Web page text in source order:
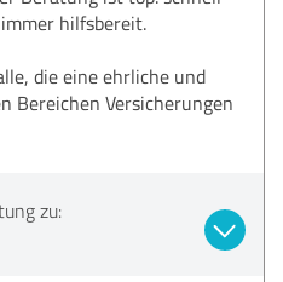
hilfsbereit.
die eine ehrliche und
Bereichen Versicherungen
zu: